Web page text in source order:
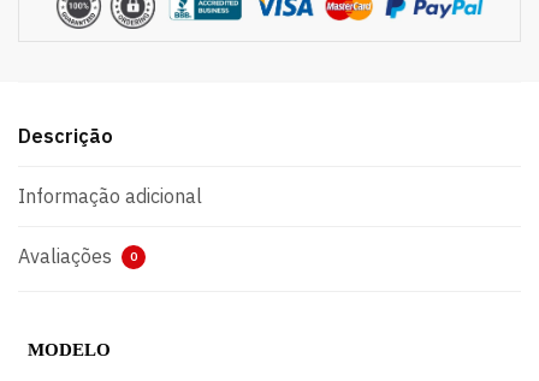
Descrição
Informação adicional
Avaliações 0
MODELO